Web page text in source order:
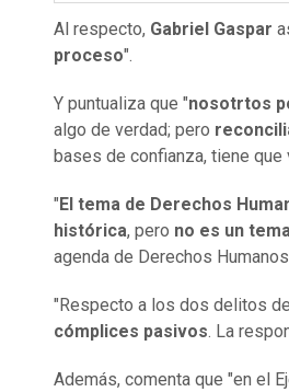
Al respecto, Gabriel Gaspar
proceso".
Y puntualiza que "nosotrtos
algo de verdad; pero
bases de confianza, tiene
" El tema de Derechos
histórica, pero no es un
agenda de Derechos
"Respecto a los dos delitos
cómplices pasivos. La
Además, comenta que "en el